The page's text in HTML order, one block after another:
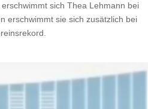
sich Thea Lehmann bei
erschwimmt sie sich zusätzlich bei